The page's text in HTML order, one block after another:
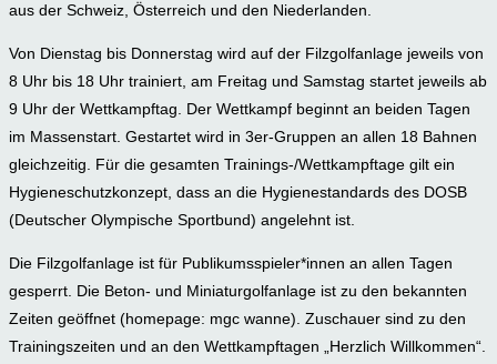
aus der Schweiz, Österreich und den Niederlanden.
Von Dienstag bis Donnerstag wird auf der Filzgolfanlage jeweils von
8 Uhr bis 18 Uhr trainiert, am Freitag und Samstag startet jeweils ab
9 Uhr der Wettkampftag. Der Wettkampf beginnt an beiden Tagen
im Massenstart. Gestartet wird in 3er-Gruppen an allen 18 Bahnen
gleichzeitig. Für die gesamten Trainings-/Wettkampftage gilt ein
Hygieneschutzkonzept, dass an die Hygienestandards des DOSB
(Deutscher Olympische Sportbund) angelehnt ist.
Die Filzgolfanlage ist für Publikumsspieler*innen an allen Tagen
gesperrt. Die Beton- und Miniaturgolfanlage ist zu den bekannten
Zeiten geöffnet (homepage: mgc wanne). Zuschauer sind zu den
Trainingszeiten und an den Wettkampftagen „Herzlich Willkommen“.